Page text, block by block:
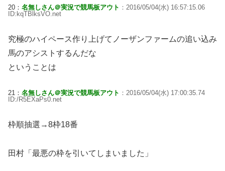
20： 名無しさん＠実況で競馬板アウト ：2016/05/04(水) 16:57:15.06
ID:kqTBlksVO.net
究極のハイペース作り上げてノーザンファームの追い込み
馬のアシストするんだな
ということは
21： 名無しさん＠実況で競馬板アウト ：2016/05/04(水) 17:00:35.74
ID:/R5EXaPs0.net
枠順抽選→8枠18番
田村「最悪の枠を引いてしまいました」